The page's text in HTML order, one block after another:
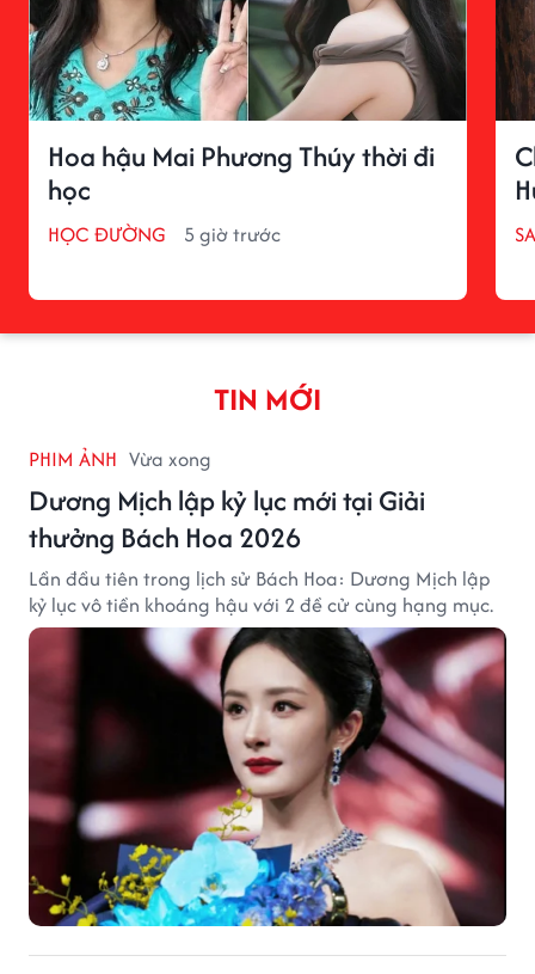
Hoa hậu Mai Phương Thúy thời đi
học
HỌC ĐƯỜNG 5 giờ trước
TIN MỚI
PHIM ẢNH Vừa xong
Dương Mịch lập kỷ lục mới tại Giải
thưởng Bách Hoa 2026
Lần đầu tiên trong lịch sử Bách Hoa: Dương Mịch lập
kỷ lục vô tiền khoáng hậu với 2 đề cử cùng hạng mục.